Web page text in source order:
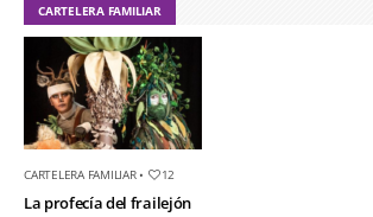
CARTELERA FAMILIAR
CARTELERA FAMILIAR• 12
La profecía del frailejón